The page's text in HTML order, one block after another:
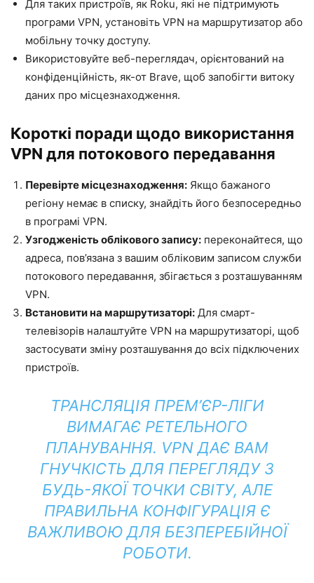
Для таких пристроїв, як Roku, які не підтримують
програми VPN, установіть VPN на маршрутизатор або
мобільну точку доступу.
Використовуйте веб-переглядач, орієнтований на
конфіденційність, як-от Brave, щоб запобігти витоку
даних про місцезнаходження.
Короткі поради щодо використання
VPN для потокового передавання
Перевірте місцезнаходження: Якщо бажаного
регіону немає в списку, знайдіть його безпосередньо
в програмі VPN.
Узгодженість облікового запису: переконайтеся, що
адреса, пов’язана з вашим обліковим записом служби
потокового передавання, збігається з розташуванням
VPN.
Встановити на маршрутизаторі: Для смарт-
телевізорів налаштуйте VPN на маршрутизаторі, щоб
застосувати зміну розташування до всіх підключених
пристроїв.
ТРАНСЛЯЦІЯ ПРЕМ’ЄР-ЛІГИ
ВИМАГАЄ РЕТЕЛЬНОГО
ПЛАНУВАННЯ. VPN ДАЄ ВАМ
ГНУЧКІСТЬ ДЛЯ ПЕРЕГЛЯДУ З
БУДЬ-ЯКОЇ ТОЧКИ СВІТУ, АЛЕ
ПРАВИЛЬНА КОНФІГУРАЦІЯ Є
ВАЖЛИВОЮ ДЛЯ БЕЗПЕРЕБІЙНОЇ
РОБОТИ.